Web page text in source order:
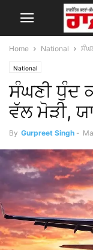
Home National
National
ਸੰਘਣੀ ਧੁੰਦ
ਵੱਲ ਮੋੜੀ,
By Gurpreet Singh -